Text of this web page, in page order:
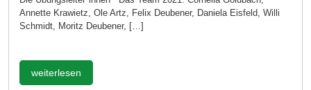
Annette Krawietz, Ole Artz, Felix Deubener, Daniela Eisfeld, Willi
Schmidt, Moritz Deubener, […]
weiterlesen